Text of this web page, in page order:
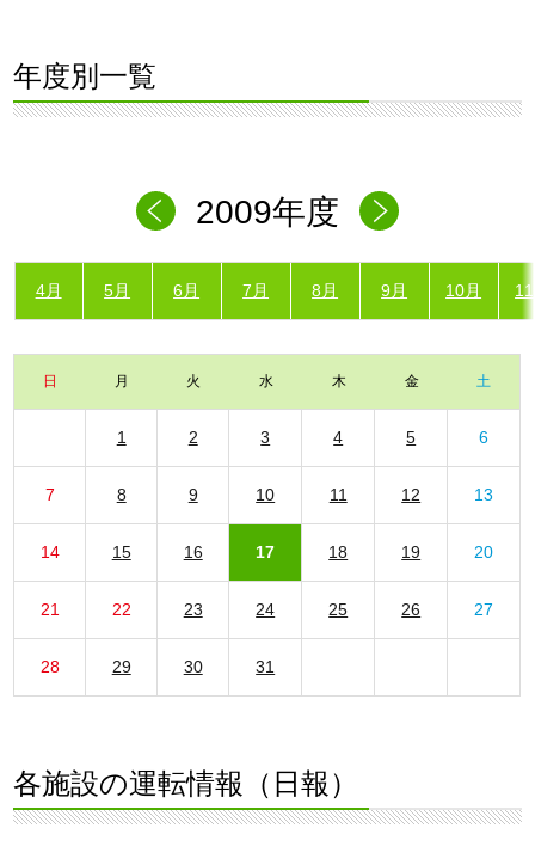
年度別一覧
2009年度
4月 5月 6月 7月 8月 9月 10月
日 月 火 水 木 金 土
1 2 3 4 5 6
7 8 9 10 11 12 13
14 15 16 17 18 19 20
21 22 23 24 25 26 27
28 29 30 31
各施設の運転情報（日報）